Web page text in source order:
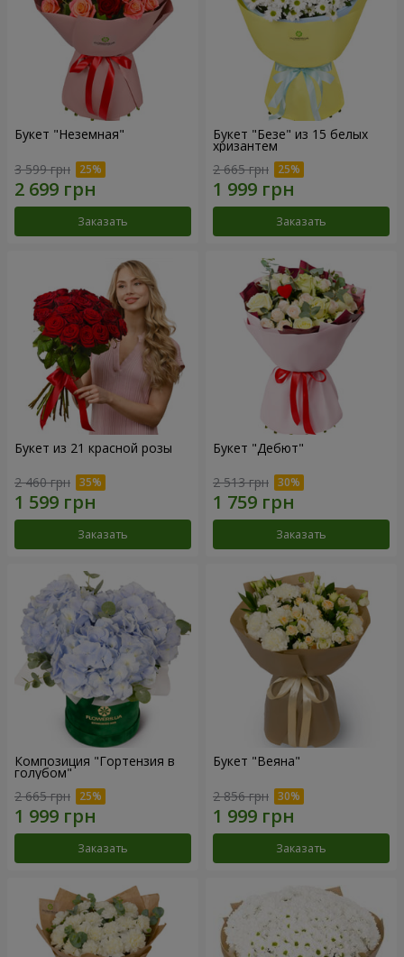
Букет "Неземная"
3 599 грн
Заказать
Букет "Безе" из 15 белых
хризантем
2 665 грн
Заказать
Букет из 21 красной розы
2 460 грн
Заказать
Букет "Дебют"
2 513 грн
Заказать
Композиция "Гортензия в
голубом"
2 665 грн
Заказать
Букет "Веяна"
2 856 грн
Заказать